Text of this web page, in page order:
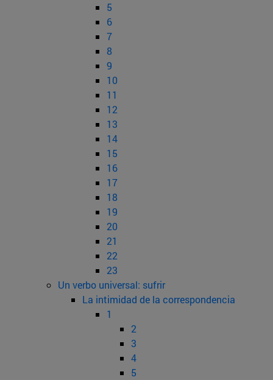
5
6
7
8
9
10
11
12
13
14
15
16
17
18
19
20
21
22
23
Un verbo universal: sufrir
La intimidad de la correspondencia
1
2
3
4
5